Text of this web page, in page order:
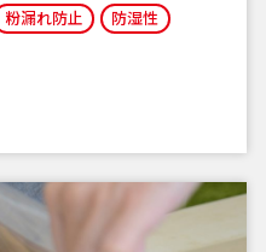
粉漏れ防止
防湿性